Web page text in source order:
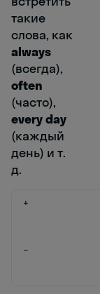
такие
слова, как
always
(всегда),
often
(часто),
every day
(каждый
день) и т.
д.
+
−